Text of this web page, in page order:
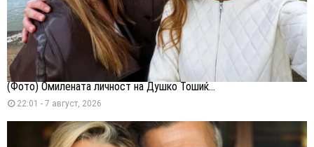
(Фото) Омилената личност на Душко Тошиќ...
22:01 - 7 август, 2026